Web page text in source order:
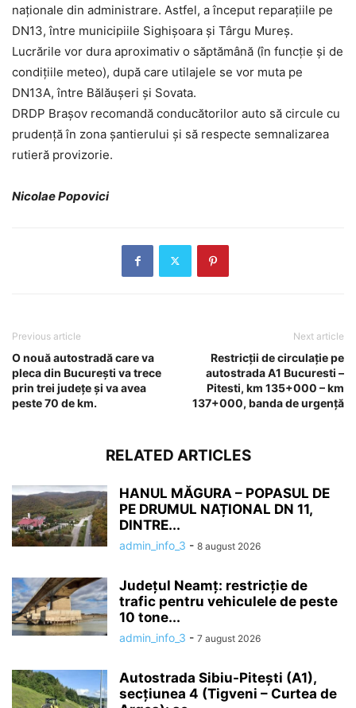
naționale din administrare. Astfel, a început reparațiile pe
DN13, între municipiile Sighișoara și Târgu Mureș.
Lucrările vor dura aproximativ o săptămână (în funcție și de
condițiile meteo), după care utilajele se vor muta pe
DN13A, între Bălăușeri și Sovata.
DRDP Brașov recomandă conducătorilor auto să circule cu
prudență în zona șantierului și să respecte semnalizarea
rutieră provizorie.
Nicolae Popovici
Previous article
O nouă autostradă care va
pleca din București va trece
prin trei județe și va avea
peste 70 de km.
Next article
Restricții de circulație pe
autostrada A1 Bucuresti –
Pitesti, km 135+000 – km
137+000, banda de urgență
RELATED ARTICLES
HANUL MĂGURA – POPASUL DE
PE DRUMUL NAȚIONAL DN 11,
DINTRE...
admin_info_3 - 8 august 2026
Județul Neamț: restricție de
trafic pentru vehiculele de peste
10 tone...
admin_info_3 - 7 august 2026
Autostrada Sibiu-Pitești (A1),
secțiunea 4 (Tigveni – Curtea de